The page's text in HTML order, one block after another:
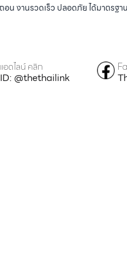
งานรวดเร็ว ปลอดภัย ได้มาตรฐา
แอดไลน์ คลิก
ID: @thethailink